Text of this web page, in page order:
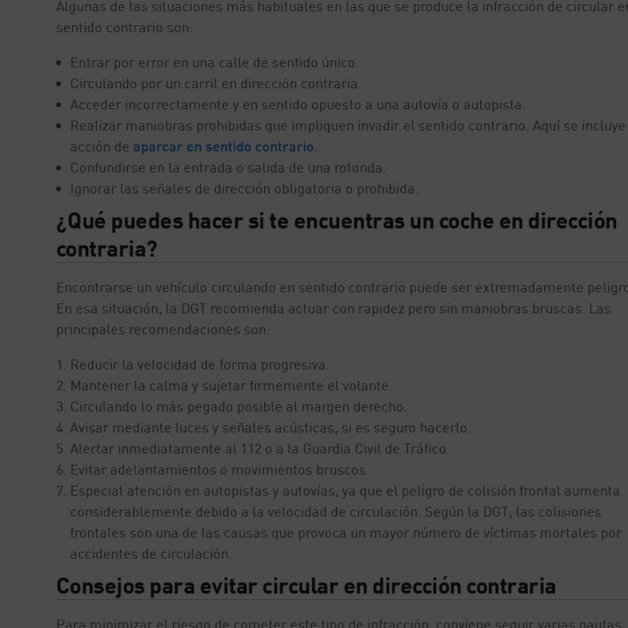
Algunas de las situaciones más habituales en las que se produce la infracción de circular
sentido contrario son:
Entrar por error en una calle de sentido único.
Circulando por un carril en dirección contraria.
Acceder incorrectamente y en sentido opuesto a una autovía o autopista.
Realizar maniobras prohibidas que impliquen invadir el sentido contrario. Aquí se
acción de aparcar en sentido contrario.
Confundirse en la entrada o salida de una rotonda.
Ignorar las señales de dirección obligatoria o prohibida.
¿Qué puedes hacer si te encuentras un coche en dirección
contraria?
Encontrarse un vehículo circulando en sentido contrario puede ser extremadamente
En esa situación, la DGT recomienda actuar con rapidez pero sin maniobras bruscas. Las
principales recomendaciones son:
Reducir la velocidad de forma progresiva.
Mantener la calma y sujetar firmemente el volante.
Circulando lo más pegado posible al margen derecho.
Avisar mediante luces y señales acústicas, si es seguro hacerlo.
Alertar inmediatamente al 112 o a la Guardia Civil de Tráfico.
Evitar adelantamientos o movimientos bruscos.
Especial atención en autopistas y autovías, ya que el peligro de colisión frontal aumenta
considerablemente debido a la velocidad de circulación. Según la DGT, las colisiones
frontales son una de las causas que provoca un mayor número de víctimas mortales por
accidentes de circulación.
Consejos para evitar circular en dirección contraria
Para minimizar el riesgo de cometer este tipo de infracción, conviene seguir varias pautas